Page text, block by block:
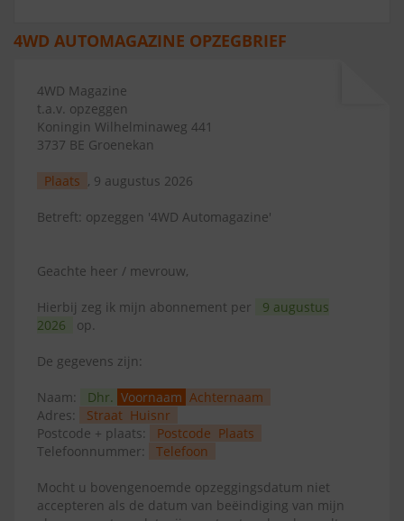
4WD AUTOMAGAZINE OPZEGBRIEF
4WD Magazine
t.a.v. opzeggen
Koningin Wilhelminaweg 441
3737 BE Groenekan
Plaats , 9 augustus 2026
Betreft: opzeggen '4WD Automagazine'
Geachte heer / mevrouw,
Hierbij zeg ik mijn abonnement per
9 augustus
2026
op.
De gegevens zijn:
Naam: Dhr. Voornaam Achternaam
Adres:
Straat Huisnr
Postcode + plaats:
Postcode Plaats
Telefoonnummer:
Telefoon
Mocht u bovengenoemde opzeggingsdatum niet
accepteren als de datum van beëindiging van mijn